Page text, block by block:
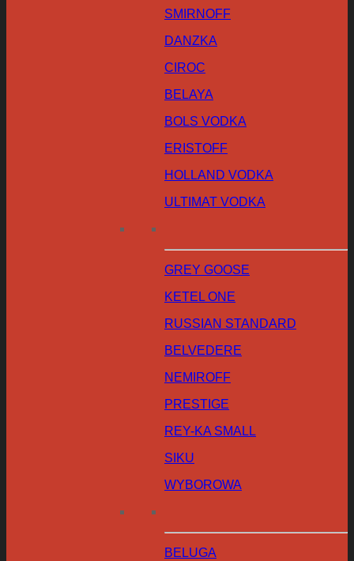
SMIRNOFF
DANZKA
CIROC
BELAYA
BOLS VODKA
ERISTOFF
HOLLAND VODKA
ULTIMAT VODKA
GREY GOOSE
KETEL ONE
RUSSIAN STANDARD
BELVEDERE
NEMIROFF
PRESTIGE
REY-KA SMALL
SIKU
WYBOROWA
BELUGA